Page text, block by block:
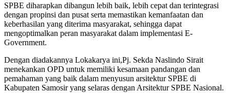
SPBE diharapkan dibangun lebih baik, lebih cepat dan terintegrasi
dengan propinsi dan pusat serta memastikan kemanfaatan dan
keberhasilan yang diterima masyarakat, sehingga dapat
mengoptimalkan peran masyarakat dalam implementasi E-
Government.
Dengan diadakannya Lokakarya ini,Pj. Sekda Naslindo Sirait
menekankan OPD untuk memiliki kesamaan pandangan dan
pemahaman yang baik dalam menyusun arsitektur SPBE di
Kabupaten Samosir yang selaras dengan Arsitektur SPBE Nasional.